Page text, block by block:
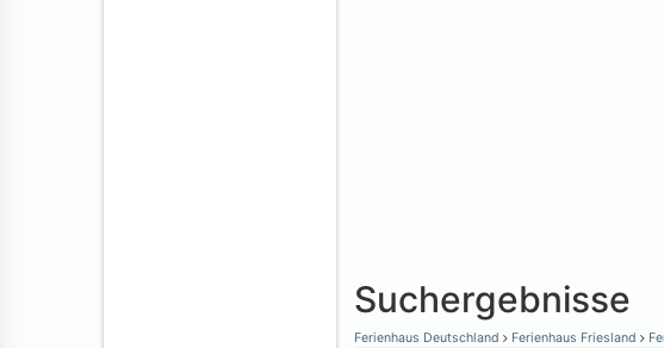
Suchergebnisse
Ferienhaus Deutschland Ferienhaus Friesland